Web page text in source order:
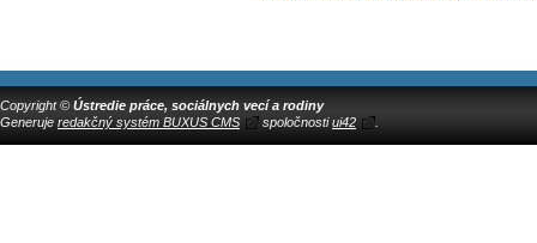
Copyright © Ústredie práce, sociálnych vecí a rodiny
Generuje redakčný systém BUXUS CMS spoločnostiui42